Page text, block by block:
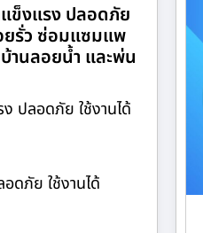
ข็งแรง ปลอดภัย
ยรั่ว ซ่อมแซมแพ
านลอยน้ำ และพ่น
ปลอดภัย ใช้งานได้
ดภัย ใช้งานได้